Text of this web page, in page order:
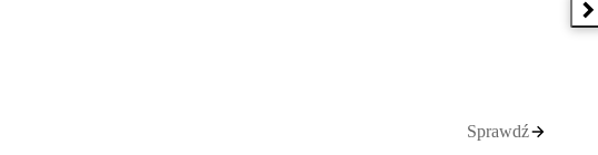
Sprawdź